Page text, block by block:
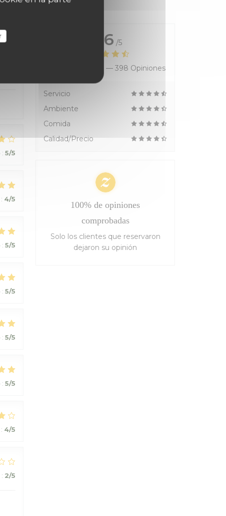
: 5/5
: 4/5
: 5/5
: 5/5
: 5/5
: 5/5
: 4/5
: 2/5
4.6 /5
Valoración media — 398 Opiniones
Servicio
Ambiente
Comida
Calidad/Precio
100% de opiniones
comprobadas
Solo los clientes que reservaron
dejaron su opinión